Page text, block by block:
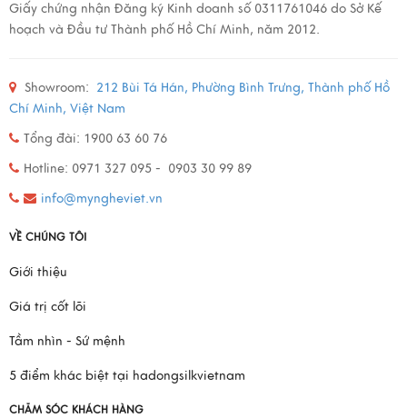
Giấy chứng nhận Đăng ký Kinh doanh số 0311761046 do Sở Kế
hoạch và Đầu tư Thành phố Hồ Chí Minh, năm 2012.
Showroom: 212 Bùi Tá Hán, Phường Bình Trưng, Thành phố Hồ
Chí Minh, Việt Nam
Tổng đài: 1900 63 60 76
Hotline: 0971 327 095 - 0903 30 99 89
info@myngheviet.vn
VỀ CHÚNG TÔI
Giới thiệu
Giá trị cốt lõi
Tầm nhìn - Sứ mệnh
5 điểm khác biệt tại hadongsilkvietnam
CHĂM SÓC KHÁCH HÀNG